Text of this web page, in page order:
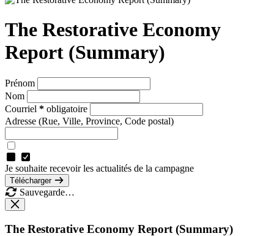
The Restorative Economy
Report (Summary)
Prénom
Nom
Courriel * obligatoire
Adresse (Rue, Ville, Province, Code postal)
Je souhaite recevoir les actualités de la campagne
Télécharger
Sauvegarde…
The Restorative Economy Report (Summary)